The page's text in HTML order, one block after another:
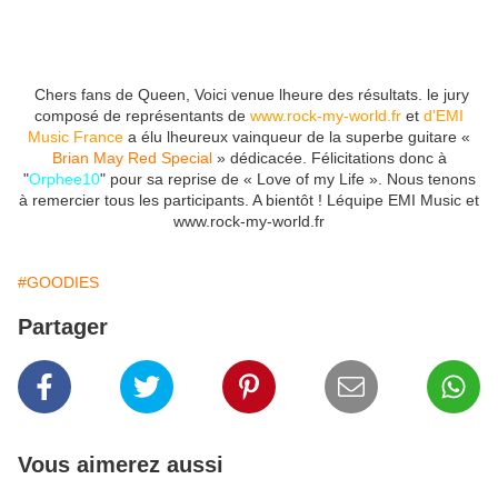
Chers fans de Queen, Voici venue lheure des résultats. le jury
composé de représentants de www.rock-my-world.fr et d'EMI
Music France a élu lheureux vainqueur de la superbe guitare «
Brian May Red Special» dédicacée. Félicitations donc à
"Orphee10" pour sa reprise de « Love of my Life ». Nous tenons
à remercier tous les participants. A bientôt ! Léquipe EMI Music et
www.rock-my-world.fr
#GOODIES
Partager
Vous aimerez aussi